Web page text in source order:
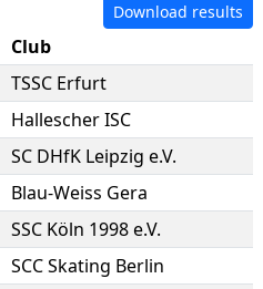
Download results
Club
TSSC Erfurt
Hallescher ISC
SC DHfK Leipzig e.V.
Blau-Weiss Gera
SSC Köln 1998 e.V.
SCC Skating Berlin